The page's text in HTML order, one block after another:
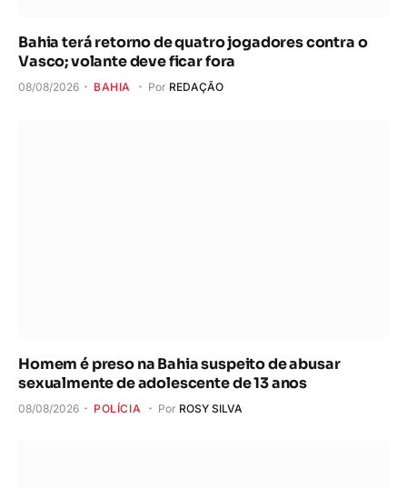
Bahia terá retorno de quatro jogadores contra o
Vasco; volante deve ficar fora
08/08/2026 BAHIA Por REDAÇÃO
Homem é preso na Bahia suspeito de abusar
sexualmente de adolescente de 13 anos
08/08/2026 POLÍCIA Por ROSY SILVA